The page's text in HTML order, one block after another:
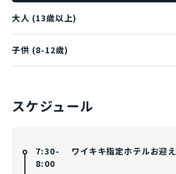
大人 (13歳以上)
子供 (8-12歳)
スケジュール
7:30-
8:00
ワイキキ指定ホテルお迎え